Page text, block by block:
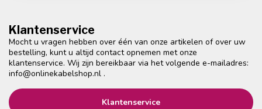
Klantenservice
Mocht u vragen hebben over één van onze artikelen of over uw
bestelling, kunt u altijd contact opnemen met onze
klantenservice. Wij zijn bereikbaar via het volgende e-mailadres:
info@onlinekabelshop.nl .
Klantenservice